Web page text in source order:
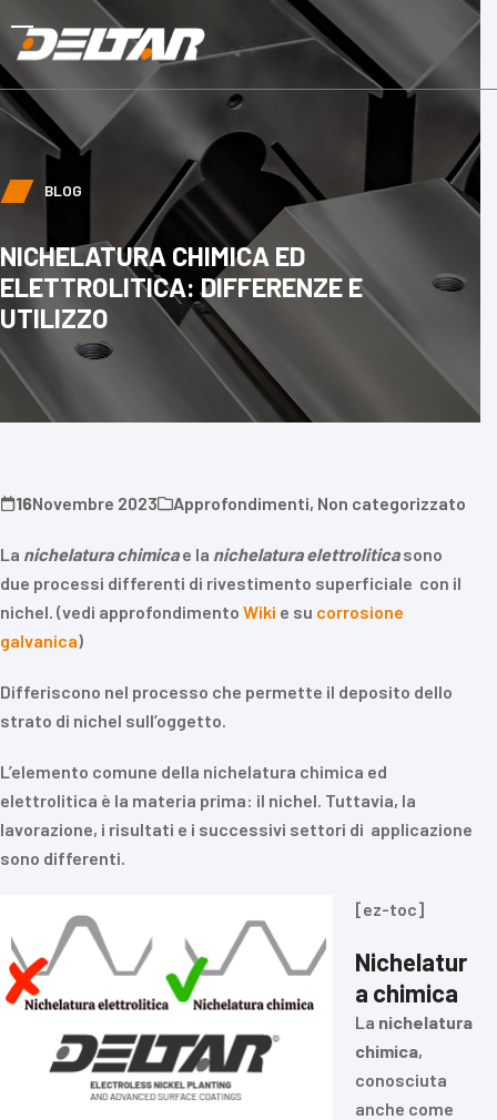
content
Open
mobile
menu
Close
mobile
menu
BLOG
NICHELATURA CHIMICA ED
ELETTROLITICA: DIFFERENZE E
UTILIZZO
16Novembre 2023 Approfondimenti, Non categorizzato
La nichelatura chimicae la nichelatura elettroliticasono
due processi differenti di rivestimento superficiale con il
nichel. (vedi approfondimento Wiki e su corrosione
galvanica)
Differiscono nel processo che permette il deposito dello
strato di nichel sull’oggetto.
L’elemento comune della nichelatura chimica ed
elettrolitica è la materia prima: il nichel. Tuttavia, la
lavorazione, i risultati e i successivi settori di applicazione
sono differenti.
[ez-toc]
Nichelatur
a chimica
La nichelatura
chimica,
conosciuta
anche come